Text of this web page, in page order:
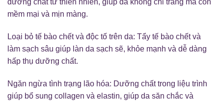
dưỡng chất từ thiên nhiên, giúp da không chỉ trắng mà còn
mềm mại và mịn màng.
Loại bỏ tế bào chết và độc tố trên da: Tẩy tế bào chết và
làm sạch sâu giúp làn da sạch sẽ, khỏe mạnh và dễ dàng
hấp thụ dưỡng chất.
Ngăn ngừa tình trạng lão hóa: Dưỡng chất trong liệu trình
giúp bổ sung collagen và elastin, giúp da săn chắc và